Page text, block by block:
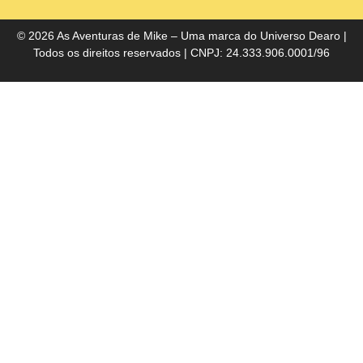
© 2026 As Aventuras de Mike – Uma marca do Universo Dearo|
Todos os direitos reservados | CNPJ: 24.333.906.0001/96